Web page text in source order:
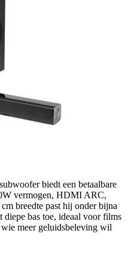
biedt een betaalbare
vermogen, HDMI ARC,
breedte past hij onder bijna
diepe bas toe, ideaal voor films
meer geluidsbeleving wil